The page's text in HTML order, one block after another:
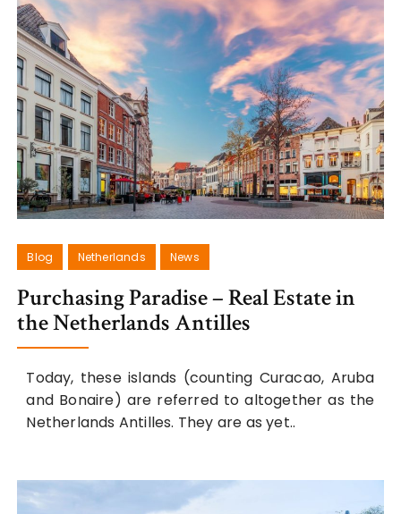
Blog Netherlands News
Purchasing Paradise – Real Estate in
the Netherlands Antilles
Today, these islands (counting Curacao, Aruba
and Bonaire) are referred to altogether as the
Netherlands Antilles. They are as yet..